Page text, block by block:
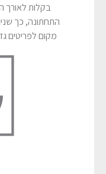
בקלות לאורך
התחתונה, כך
מקום לפריטים